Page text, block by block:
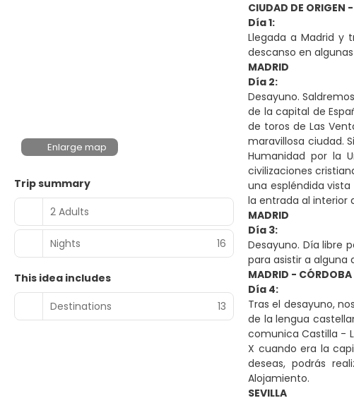
Enlarge map
Trip summary
2 Adults
Nights 16
This idea includes
Destinations
13
CIUDAD DE ORIGEN
Día 1:
Llegada a Madrid y
descanso en
MADRID
Día 2:
Desayuno.
de la capital de
de toros de Las
maravillosa ciudad.
Humanidad por la
civilizaciones
una espléndida
la entrada al interior
MADRID
Día 3:
Desayuno. Día libre
para asistir a alguna
MADRID - CÓRDOBA
Día 4:
Tras el desayuno,
de la lengua
comunica Castilla -
X cuando era la
deseas, podrás
Alojamiento.
SEVILLA